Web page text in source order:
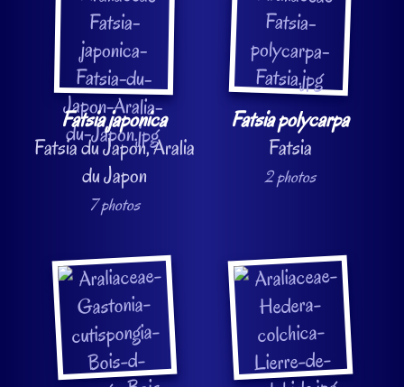
Fatsia japonica
Fatsia du Japon, Aralia
du Japon
7 photos
Fatsia polycarpa
Fatsia
2 photos